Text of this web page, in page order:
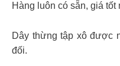
Hàng luôn có sẵn, giá tốt
Dây thừng tập xô được
đối.